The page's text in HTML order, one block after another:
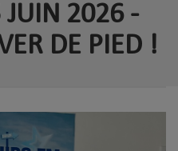
JUIN 2026 -
DE PIED !